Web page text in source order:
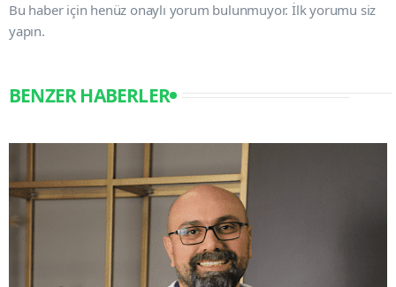
Bu haber için henüz onaylı yorum bulunmuyor. İlk yorumu siz
yapın.
BENZER HABERLER